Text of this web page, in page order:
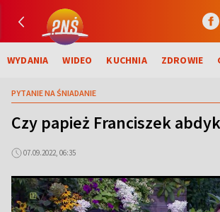
WYDANIA WIDEO KUCHNIA ZDROWIE
PYTANIE NA ŚNIADANIE
Czy papież Franciszek
07.09.2022, 06:35